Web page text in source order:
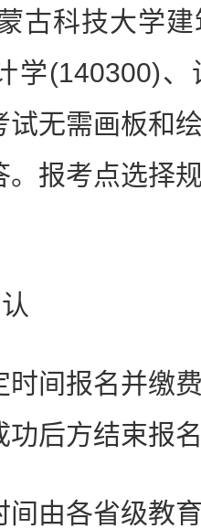
科技大学建
学(140300)
试无需画板和
。报考点选择
间报名并缴费
功后方结束报
由各省级教育